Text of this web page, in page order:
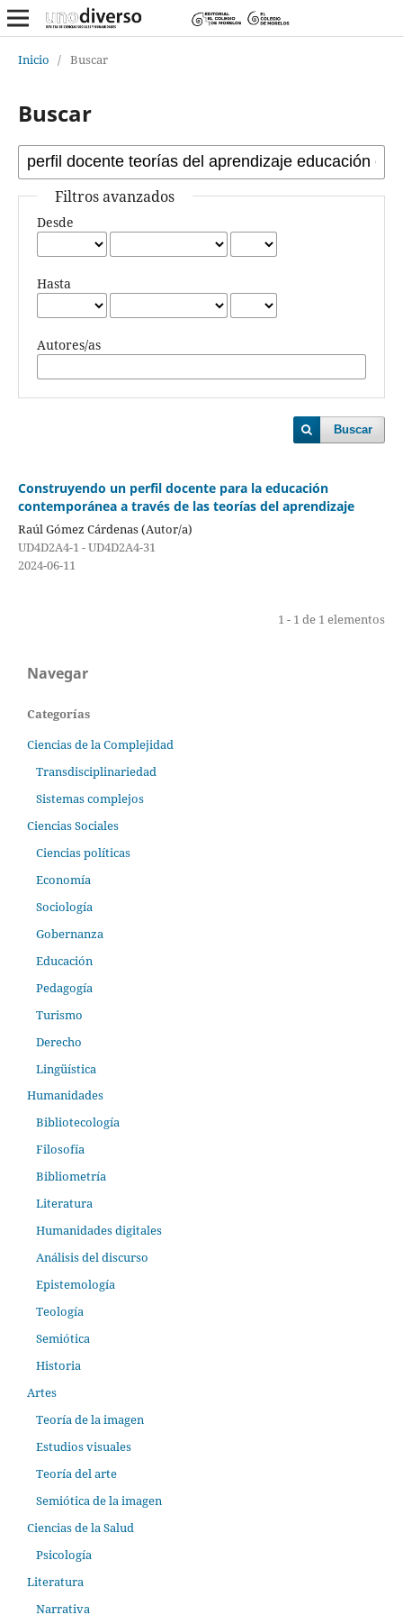
Inicio / Buscar
Buscar
Filtros avanzados
Desde
Hasta
Autores/as
Buscar
Construyendo un perfil docente para la educación
contemporánea a través de las teorías del aprendizaje
Raúl Gómez Cárdenas (Autor/a)
UD4D2A4-1 - UD4D2A4-31
2024-06-11
1 - 1 de 1 elementos
Navegar
Categorías
Ciencias de la Complejidad
Transdisciplinariedad
Sistemas complejos
Ciencias Sociales
Ciencias políticas
Economía
Sociología
Gobernanza
Educación
Pedagogía
Turismo
Derecho
Lingüística
Humanidades
Bibliotecología
Filosofía
Bibliometría
Literatura
Humanidades digitales
Análisis del discurso
Epistemología
Teología
Semiótica
Historia
Artes
Teoría de la imagen
Estudios visuales
Teoría del arte
Semiótica de la imagen
Ciencias de la Salud
Psicología
Literatura
Narrativa